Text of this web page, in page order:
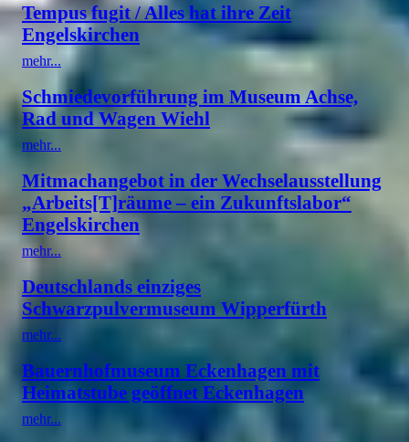
Tempus fugit / Alles hat ihre Zeit
Engelskirchen
mehr...
Schmiedevorführung im Museum Achse,
Rad und Wagen Wiehl
mehr...
Mitmachangebot in der Wechselausstellung
„Arbeits[T]räume – ein Zukunftslabor“
Engelskirchen
mehr...
Deutschlands einziges
Schwarzpulvermuseum Wipperfürth
mehr...
Bauernhofmuseum Eckenhagen mit
Heimatstube geöffnet Eckenhagen
mehr...